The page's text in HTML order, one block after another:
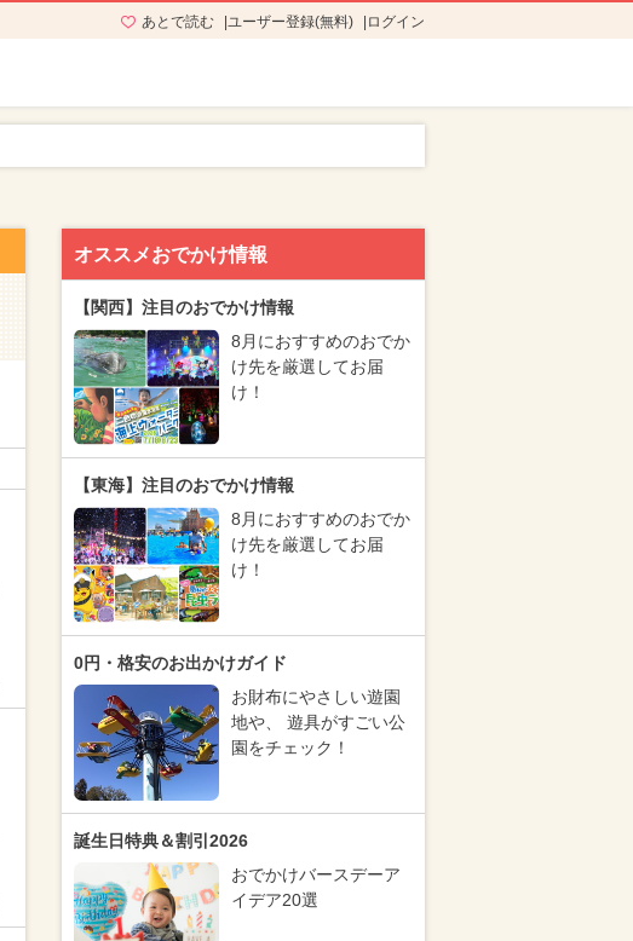
あとで読む ユーザー登録(無料) ログイン
オススメおでかけ情報
【関西】注目のおでかけ情報
8月におすすめのおでか
け先を厳選してお届
け！
【東海】注目のおでかけ情報
8月におすすめのおでか
け先を厳選してお届
け！
0円・格安のお出かけガイド
お財布にやさしい遊園
地や、 遊具がすごい公
園をチェック！
誕生日特典＆割引2026
おでかけバースデーア
イデア20選